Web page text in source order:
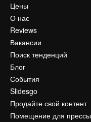
Цены
О нас
Reviews
Вакансии
Поиск тенденций
Блог
События
Slidesgo
Продайте свой контент
Помещение для прессы